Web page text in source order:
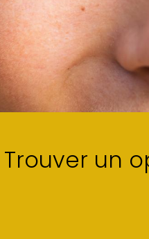
Trouver un